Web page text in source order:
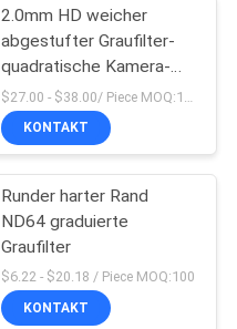
2.0mm HD weicher
abgestufter Graufilter-
quadratische Kamera-
Filter
KONTAKT
Runder harter Rand
ND64 graduierte
Graufilter
$6.22 - $20.18 / Piece MOQ:100
KONTAKT